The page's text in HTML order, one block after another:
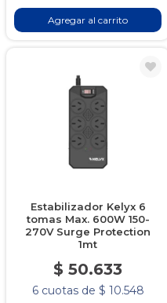
Agregar al carrito
Estabilizador Kelyx 6
tomas Max. 600W 150-
270V Surge Protection
1mt
$ 50.633
6 cuotas de $ 10.548